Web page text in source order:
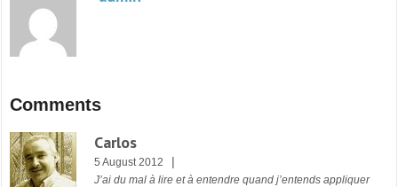
Comments
Carlos
5 August 2012 |
J’ai du mal à lire et à entendre quand j’entends appliquer